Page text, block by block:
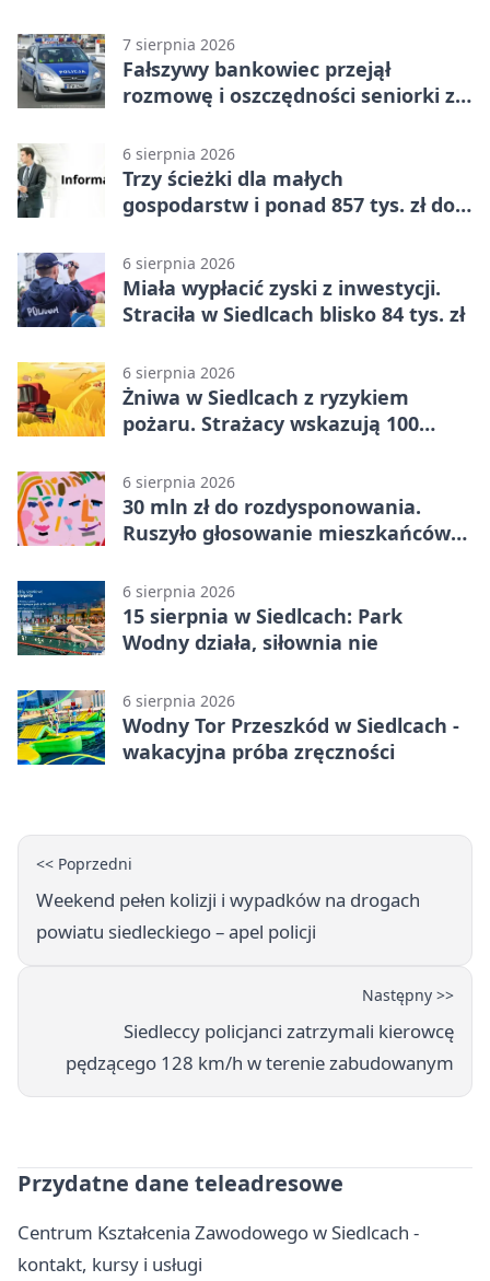
7 sierpnia 2026
Fałszywy bankowiec przejął
rozmowę i oszczędności seniorki z
6 sierpnia 2026
Trzy ścieżki dla małych
gospodarstw i ponad 857 tys. zł do
6 sierpnia 2026
Miała wypłacić zyski z inwestycji.
Straciła w Siedlcach blisko 84 tys. zł
6 sierpnia 2026
Żniwa w Siedlcach z ryzykiem
pożaru. Strażacy wskazują 100
6 sierpnia 2026
30 mln zł do rozdysponowania.
Ruszyło głosowanie mieszkańców
6 sierpnia 2026
15 sierpnia w Siedlcach: Park
Wodny działa, siłownia nie
6 sierpnia 2026
Wodny Tor Przeszkód w Siedlcach -
wakacyjna próba zręczności
<< Poprzedni
Weekend pełen kolizji i wypadków na drogach
powiatu siedleckiego – apel policji
Następny >>
Siedleccy policjanci zatrzymali kierowcę
pędzącego 128 km/h w terenie zabudowanym
Przydatne dane teleadresowe
Centrum Kształcenia Zawodowego w Siedlcach -
kontakt, kursy i usługi